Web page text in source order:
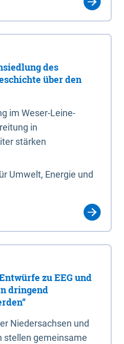
des
über den
im Weser-Leine-
in
stärken
Umwelt, Energie und
zu EEG und
dringend
Niedersachsen und
stellen gemeinsame